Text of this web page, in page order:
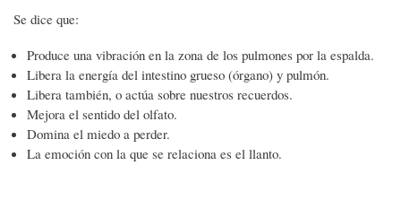
Se dice que:
Produce una vibración en la zona de los pulmones por la espalda.
Libera la energía del intestino grueso (órgano) y pulmón.
Libera también, o actúa sobre nuestros recuerdos.
Mejora el sentido del olfato.
Domina el miedo a perder.
La emoción con la que se relaciona es el llanto.